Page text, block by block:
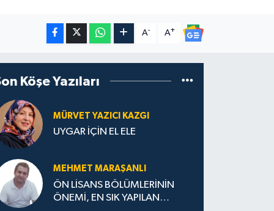
A- A+
Köşe Yazıları
MÜRVET YAZICI KAZGI
UYGAR İÇİN EL ELE
MEHMET MARAŞANLI
ÖN LİSANS BÖLÜMLERİNİN
ÖNEMİ, EN SIK YAPILAN